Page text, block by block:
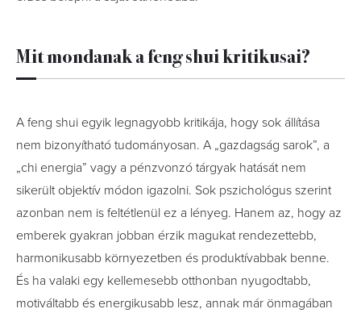
Mit mondanak a feng shui kritikusai?
A feng shui egyik legnagyobb kritikája, hogy sok állítása
nem bizonyítható tudományosan. A „gazdagság sarok”, a
„chi energia” vagy a pénzvonzó tárgyak hatását nem
sikerült objektív módon igazolni. Sok pszichológus szerint
azonban nem is feltétlenül ez a lényeg. Hanem az, hogy az
emberek gyakran jobban érzik magukat rendezettebb,
harmonikusabb környezetben és produktívabbak benne.
És ha valaki egy kellemesebb otthonban nyugodtabb,
motiváltabb és energikusabb lesz, annak már önmagában